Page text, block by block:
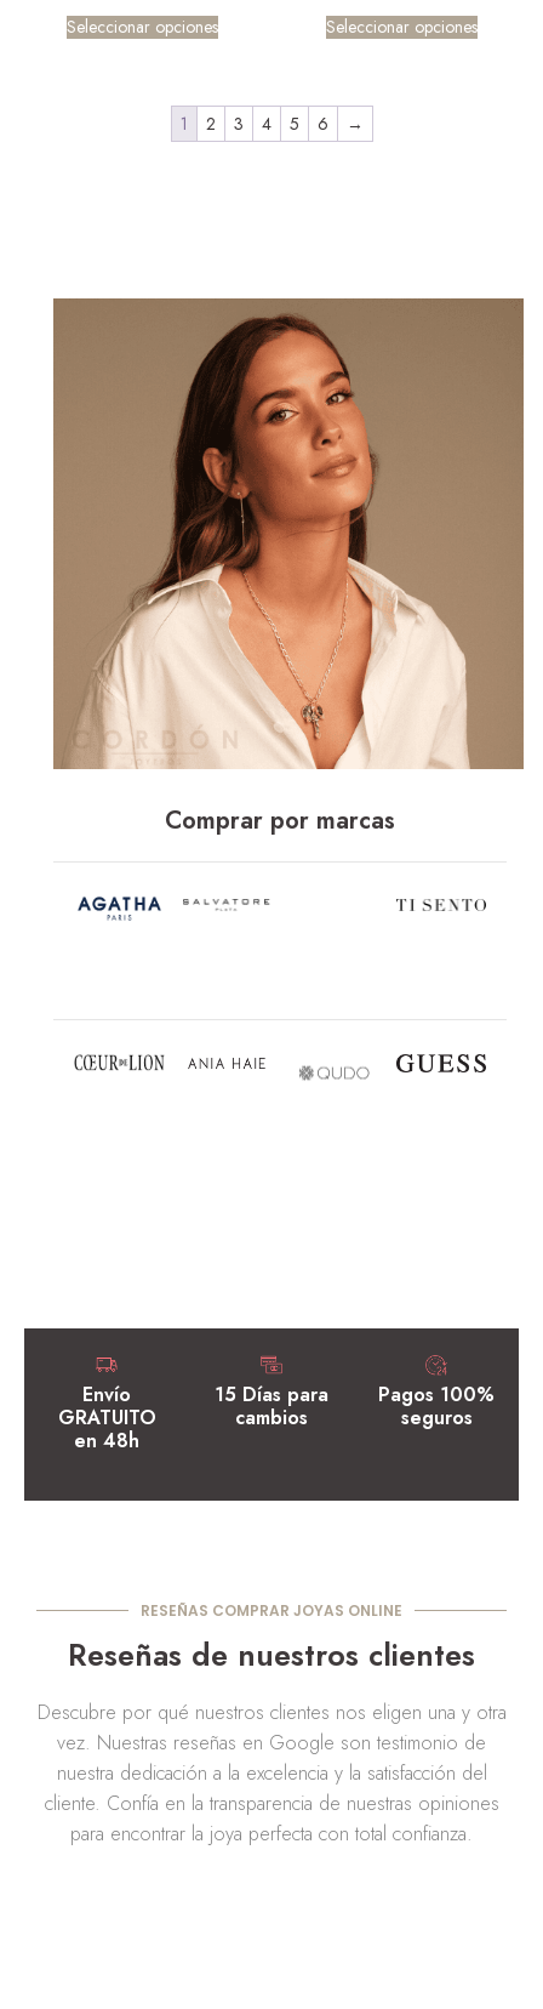
Seleccionar opciones Seleccionar opciones
1 2 3 4 5 6 →
Comprar por marcas
Envío
GRATUITO
en 48h
15 Días para
cambios
Pagos 100%
seguros
RESEÑAS COMPRAR JOYAS ONLINE
Reseñas de nuestros clientes
Descubre por qué nuestros clientes nos eligen una y otra
vez. Nuestras reseñas en Google son testimonio de
nuestra dedicación a la excelencia y la satisfacción del
cliente. Confía en la transparencia de nuestras opiniones
para encontrar la joya perfecta con total confianza.